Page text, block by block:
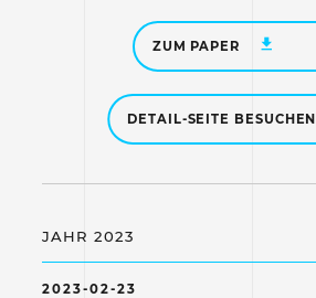
ZUM PAPER
DETAIL-SEITE BESUCHEN
JAHR 2023
2023-02-23